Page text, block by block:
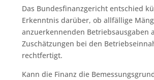
Das Bundesfinanzgericht entschied
Erkenntnis darüber, ob allfällige
anzuerkennenden Betriebsausgaben
Zuschätzungen bei den
rechtfertigt.
Kann die Finanz die